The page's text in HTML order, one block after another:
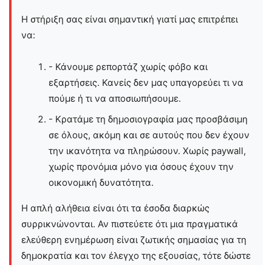
Η στήριξη σας είναι σημαντική γιατί μας επιτρέπει
να:
- Κάνουμε ρεπορτάζ χωρίς φόβο και
εξαρτήσεις. Κανείς δεν μας υπαγορεύει τι να
πούμε ή τι να αποσιωπήσουμε.
- Κρατάμε τη δημοσιογραφία μας προσβάσιμη
σε όλους, ακόμη και σε αυτούς που δεν έχουν
την ικανότητα να πληρώσουν. Χωρίς paywall,
χωρίς προνόμια μόνο για όσους έχουν την
οικονομική δυνατότητα.
Η απλή αλήθεια είναι ότι τα έσοδα διαρκώς
συρρικνώνονται. Αν πιστεύετε ότι μια πραγματικά
ελεύθερη ενημέρωση είναι ζωτικής σημασίας για τη
δημοκρατία και τον έλεγχο της εξουσίας, τότε δώστε